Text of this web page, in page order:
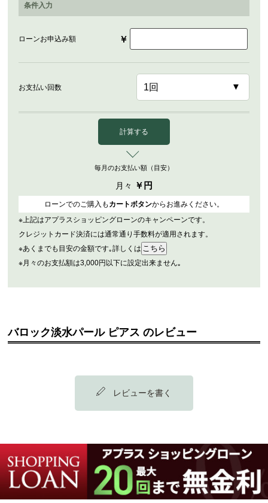
条件入力
ローンお申込み額 ￥
お支払い回数
計算する
毎月のお支払い額（目安）
月々 ￥ 円
ローンでのご購入も カートボタンからお進みください。
※上記はアプラスショッピングローンのキャンペーンです。
クレジットカード決済には通常通り手数料が適用されます。
※あくまでも目安の金額です｡詳しくは
※月々のお支払額は3,000円以下に設定出来ません｡
バロック淡水パール ピアス のレビュー
レビューを書く